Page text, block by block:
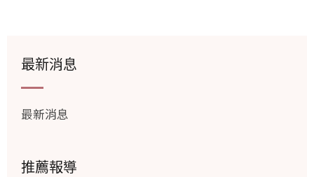
最新消息
最新消息
推薦報導